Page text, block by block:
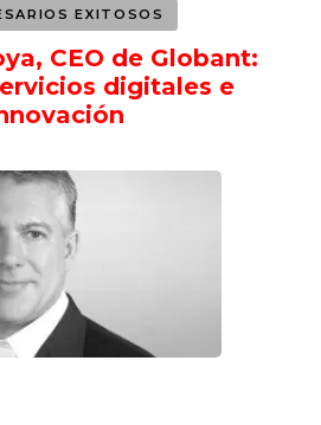
EXITOSOS
CEO de Globant:
digitales e